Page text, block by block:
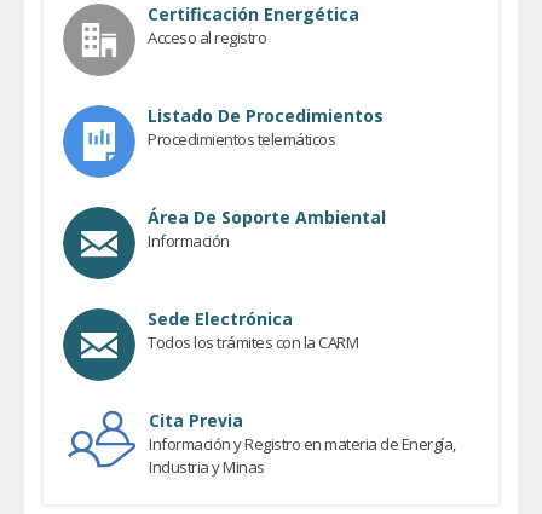
Certificación Energética
Acceso al registro
Listado De Procedimientos
Procedimientos telemáticos
Área De Soporte Ambiental
Información
Sede Electrónica
Todos los trámites con la CARM
Cita Previa
Información y Registro en materia de Energía,
Industria y Minas